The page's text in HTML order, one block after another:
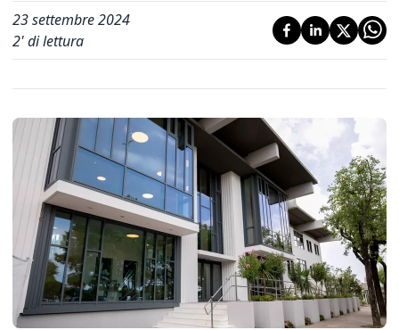
23 settembre 2024
2' di lettura